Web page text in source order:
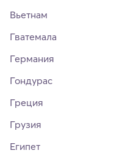
Вьетнам
Гватемала
Германия
Гондурас
Греция
Грузия
Египет